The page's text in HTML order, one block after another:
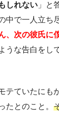
しれない 」と
中で一人立ち
、次の彼氏に
うな告白をし
テていたにも
たとのこと。